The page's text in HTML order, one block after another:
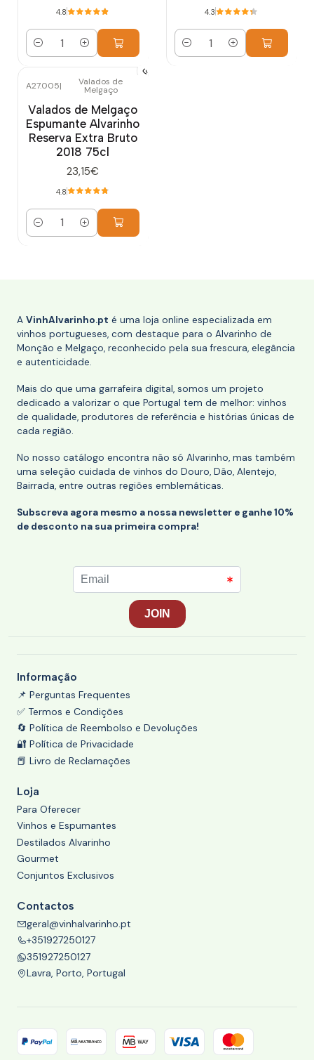
4.8
Quantidade
4.3
Quantidade
A27.005| Valados de
Melgaço
Valados de Melgaço
Espumante Alvarinho
Reserva Extra Bruto
2018 75cl
23,15€
4.8
Quantidade
A VinhAlvarinho.pt é uma loja online especializada em
vinhos portugueses, com destaque para o Alvarinho de
Monção e Melgaço, reconhecido pela sua frescura, elegância
e autenticidade.
Mais do que uma garrafeira digital, somos um projeto
dedicado a valorizar o que Portugal tem de melhor: vinhos
de qualidade, produtores de referência e histórias únicas de
cada região.
No nosso catálogo encontra não só Alvarinho, mas também
uma seleção cuidada de vinhos do Douro, Dão, Alentejo,
Bairrada, entre outras regiões emblemáticas.
Subscreva agora mesmo a nossa newsletter e ganhe 10%
de desconto na sua primeira compra!
Informação
📌 Perguntas Frequentes
✅ Termos e Condições
🔄 Política de Reembolso e Devoluções
🔐 Política de Privacidade
📕 Livro de Reclamações
Loja
Para Oferecer
Vinhos e Espumantes
Destilados Alvarinho
Gourmet
Conjuntos Exclusivos
Contactos
geral@vinhalvarinho.pt
+351927250127
351927250127
Lavra, Porto, Portugal